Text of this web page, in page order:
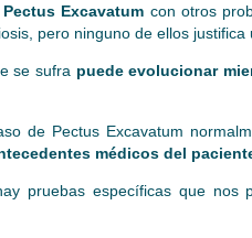
Pectus Excavatum con otros
pero ninguno de ellos
se sufra puede evolucionar
de Pectus Excavatum
médicos del
pruebas específicas que